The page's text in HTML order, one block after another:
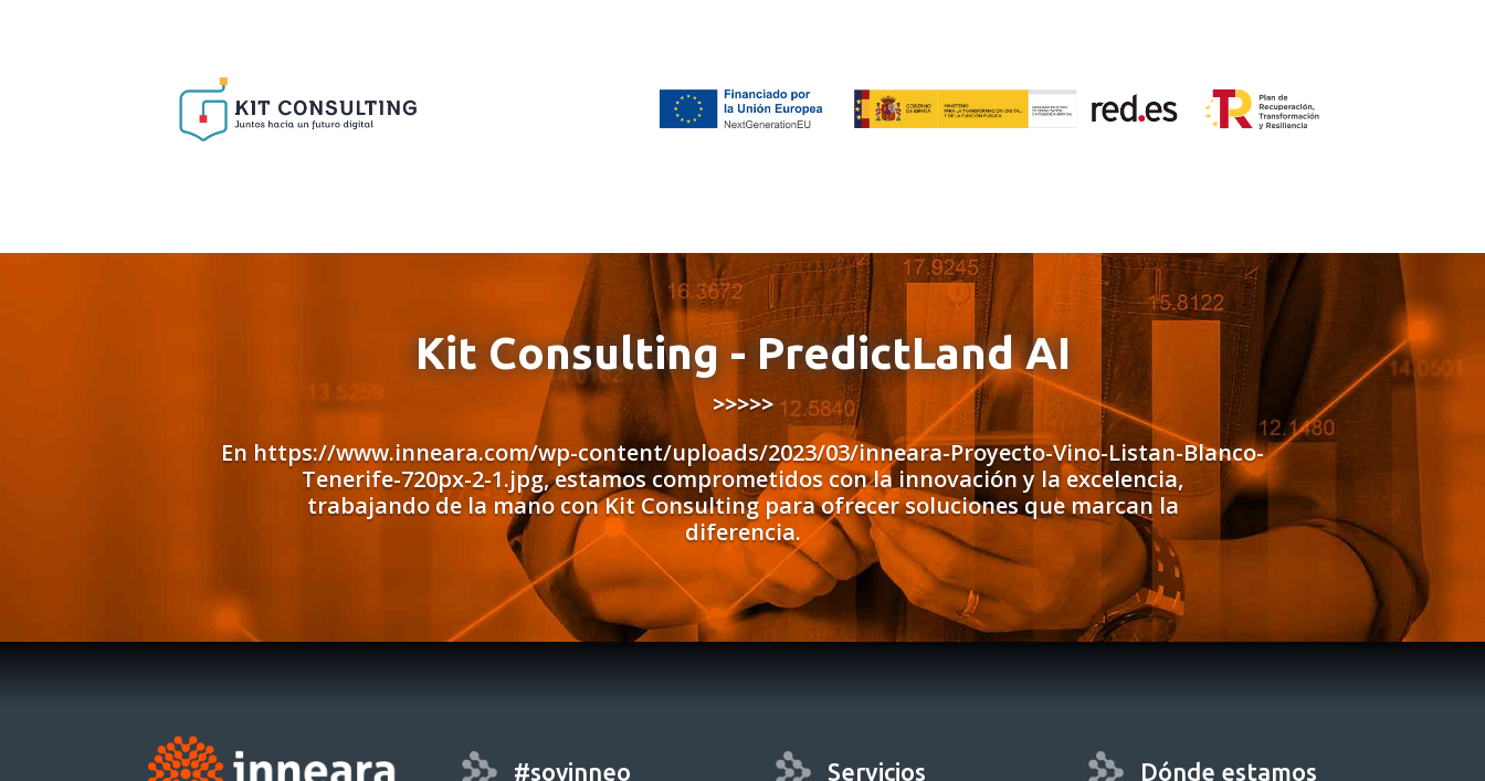
Kit Consulting - PredictLand AI
>>>>>
En https://www.inneara.com/wp-content/uploads/2023/03/inneara-Proyecto-Vino-Listan-Blanco-
Tenerife-720px-2-1.jpg, estamos comprometidos con la innovación y la excelencia,
trabajando de la mano con Kit Consulting para ofrecer soluciones que marcan la
diferencia.
#soyinneo Servicios Dónde estamos